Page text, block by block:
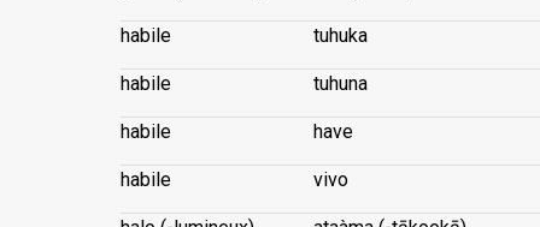
habile tuhuka
habile tuhuna
habile have
habile vivo